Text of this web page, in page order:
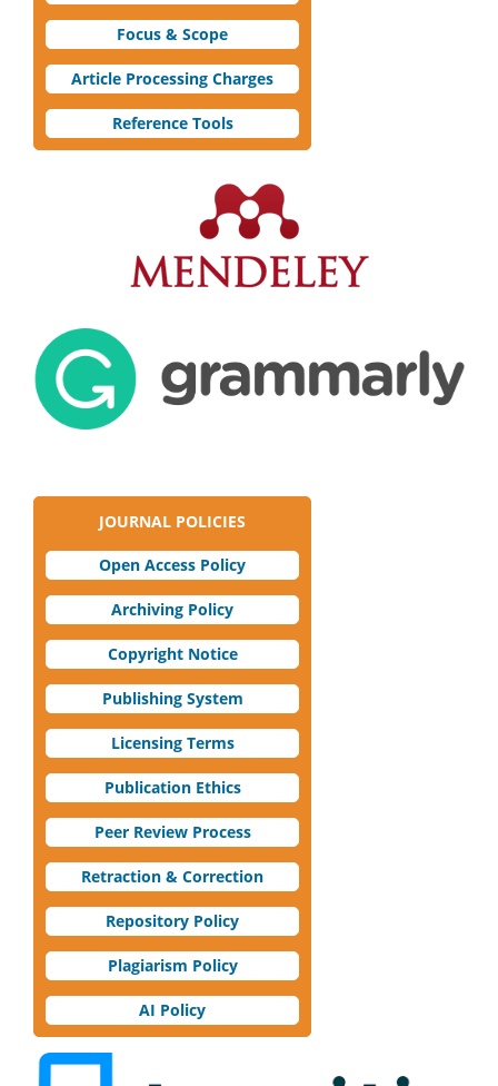
Focus & Scope
Article Processing Charges
Reference Tools
JOURNAL POLICIES
Open Access Policy
Archiving Policy
Copyright Notice
Publishing System
Licensing Terms
Publication Ethics
Peer Review Process
Retraction & Correction
Repository Policy
Plagiarism Policy
AI Policy